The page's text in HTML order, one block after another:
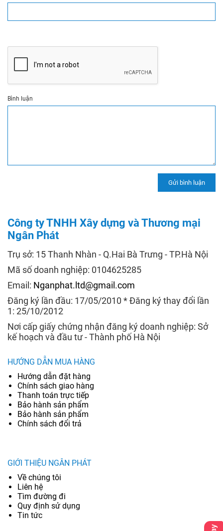
Bình luận
Công ty TNHH Xây dựng và Thương mại
Ngân Phát
Trụ sở: 15 Thanh Nhàn - Q.Hai Bà Trưng - TP.Hà Nội
Mã số doanh nghiệp: 0104625285
Email: Nganphat.ltd@gmail.com
Đăng ký lần đầu: 17/05/2010 * Đăng ký thay đổi lần
1: 25/10/2012
Nơi cấp giấy chứng nhận đăng ký doanh nghiệp: Sở
kế hoạch và đầu tư - Thành phố Hà Nội
HƯỚNG DẪN MUA HÀNG
Hướng dẫn đặt hàng
Chính sách giao hàng
Thanh toán trực tiếp
Bảo hành sản phẩm
Bảo hành sản phẩm
Chính sách đổi trả
GIỚI THIỆU NGÂN PHÁT
Về chúng tôi
Liên hệ
Tìm đường đi
Quy định sử dụng
Tin tức